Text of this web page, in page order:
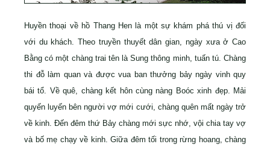
Huyền thoại về hồ Thang Hen là một sự khám phá thú vị đối
với du khách. Theo truyền thuyết dân gian, ngày xưa ở Cao
Bằng có một chàng trai tên là Sung thông minh, tuấn tú. Chàng
thi đỗ làm quan và được vua ban thưởng bảy ngày vinh quy
bái tổ. Về quê, chàng kết hôn cùng nàng Boóc xinh đẹp. Mải
quyến luyến bên người vợ mới cưới, chàng quên mất ngày trở
về kinh. Đến đêm thứ Bảy chàng mới sực nhớ, vội chia tay vợ
và bố mẹ chạy về kinh. Giữa đêm tối trong rừng hoang, chàng